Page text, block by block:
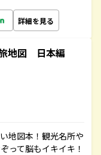
詳細を見る
地図 日本編
地図本！観光名所や
って脳もイキイキ！